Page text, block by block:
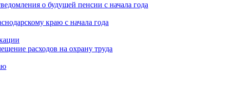
о будущей пенсии с начала года
краю с начала года
расходов на охрану труда